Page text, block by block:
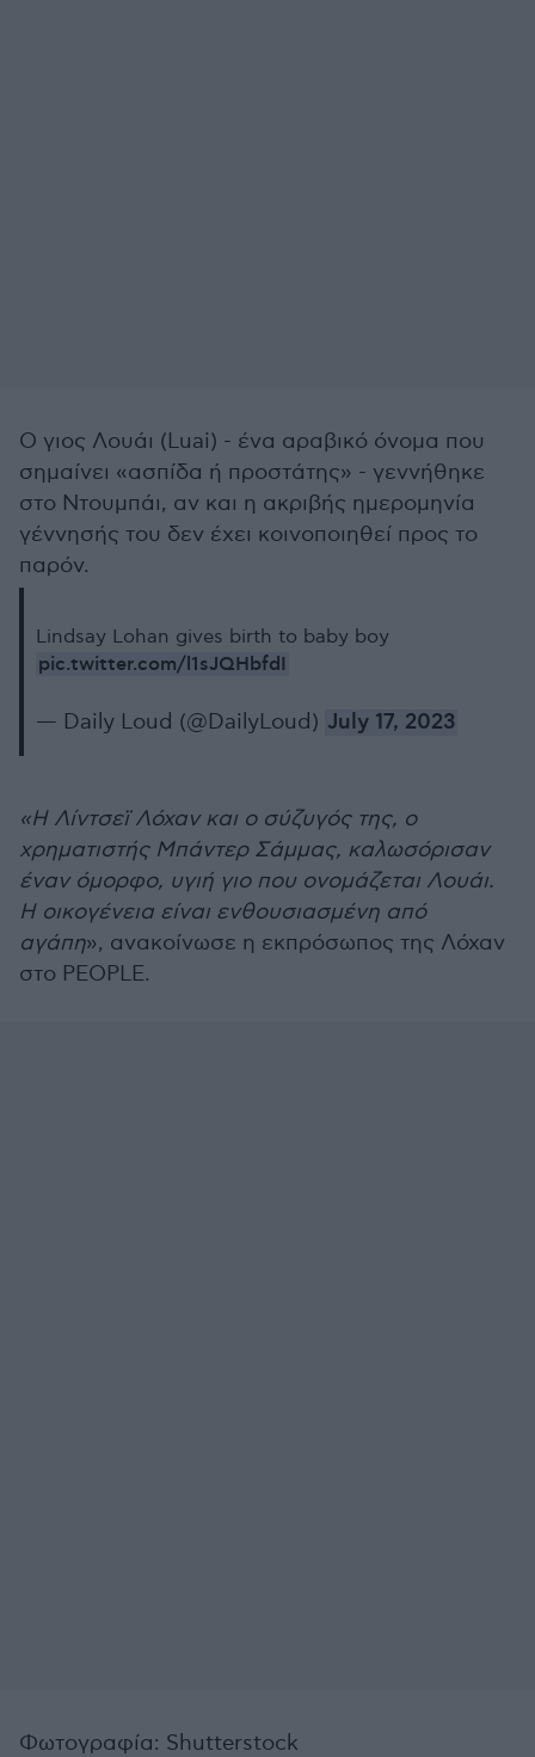
Ο γιος Λουάι (Luai) - ένα αραβικό όνομα που
σημαίνει «ασπίδα ή προστάτης» - γεννήθηκε
στο Ντουμπάι, αν και η ακριβής ημερομηνία
γέννησής του δεν έχει κοινοποιηθεί προς το
παρόν.
Lindsay Lohan gives birth to baby boy
pic.twitter.com/l1sJQHbfdI
— Daily Loud (@DailyLoud) July 17, 2023
«Η Λίντσεϊ Λόχαν και ο σύζυγός της, ο
χρηματιστής Μπάντερ Σάμμας, καλωσόρισαν
έναν όμορφο, υγιή γιο που ονομάζεται Λουάι.
Η οικογένεια είναι ενθουσιασμένη από
αγάπη», ανακοίνωσε η εκπρόσωπος της Λόχαν
στο PEOPLE.
Φωτογραφία: Shutterstock